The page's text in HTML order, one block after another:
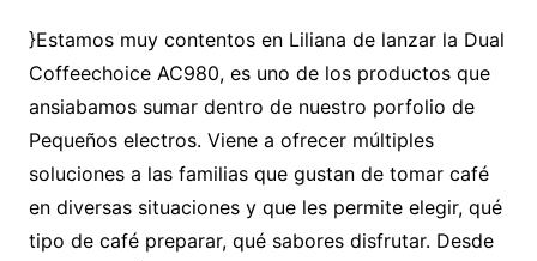
}Estamos muy contentos en Liliana de lanzar la Dual
Coffeechoice AC980, es uno de los productos que
ansiabamos sumar dentro de nuestro porfolio de
Pequeños electros. Viene a ofrecer múltiples
soluciones a las familias que gustan de tomar café
en diversas situaciones y que les permite elegir, qué
tipo de café preparar, qué sabores disfrutar. Desde